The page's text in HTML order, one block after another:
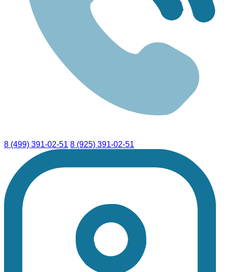
8 (499) 391-02-51 8 (925) 391-02-51